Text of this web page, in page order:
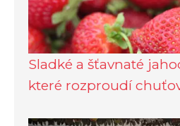
Sladké a šťavnaté
které rozproudí